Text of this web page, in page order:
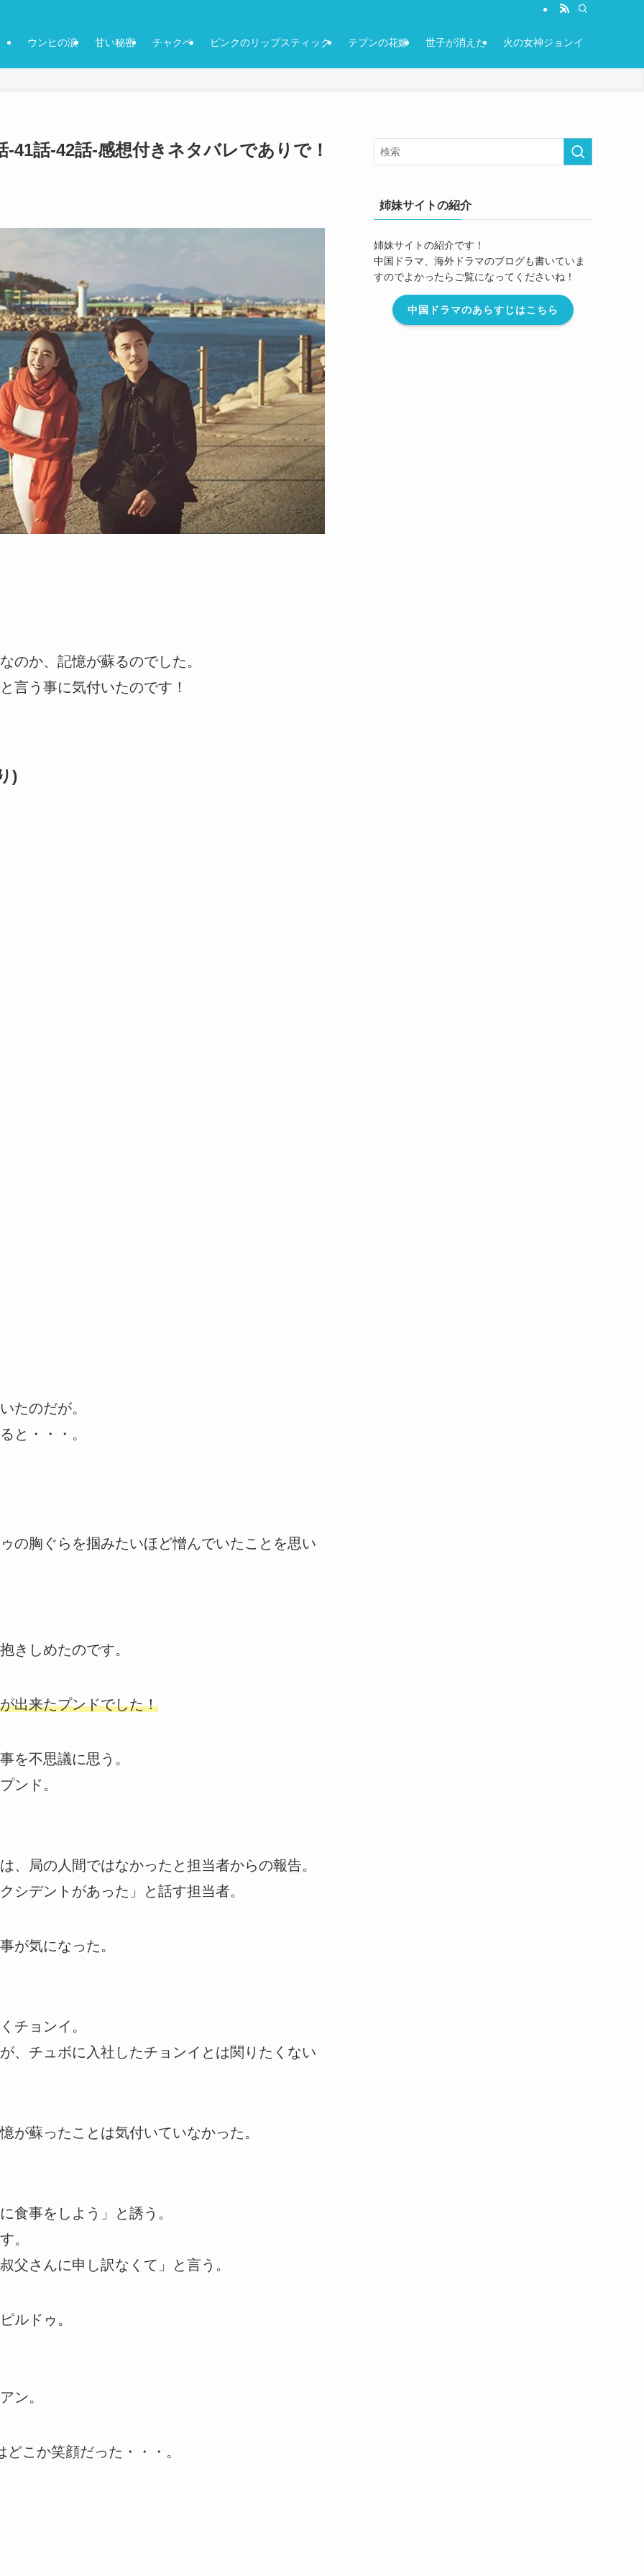
ウンヒの涙 甘い秘密 チャクペ ピンクのリップスティック テプンの花嫁 世子が消えた 火の女神ジョンイ
41話-42話-感想付きネタバレでありで！
のか、記憶が蘇るのでした。
言う事に気付いたのです！
)
たのだが。
と・・・。
の胸ぐらを掴みたいほど憎んでいたことを思い
きしめたのです。
出来たプンドでした！
を不思議に思う。
ンド。
、局の人間ではなかったと担当者からの報告。
シデントがあった」と話す担当者。
が気になった。
チョンイ。
、チュボに入社したチョンイとは関りたくない
が蘇ったことは気付いていなかった。
食事をしよう」と誘う。
。
父さんに申し訳なくて」と言う。
ルドゥ。
ン。
こか笑顔だった・・・。
姉妹サイトの紹介
姉妹サイトの紹介です！
中国ドラマ、海外ドラマのブログも書いていま
すのでよかったらご覧になってくださいね！
中国ドラマのあらすじはこちら